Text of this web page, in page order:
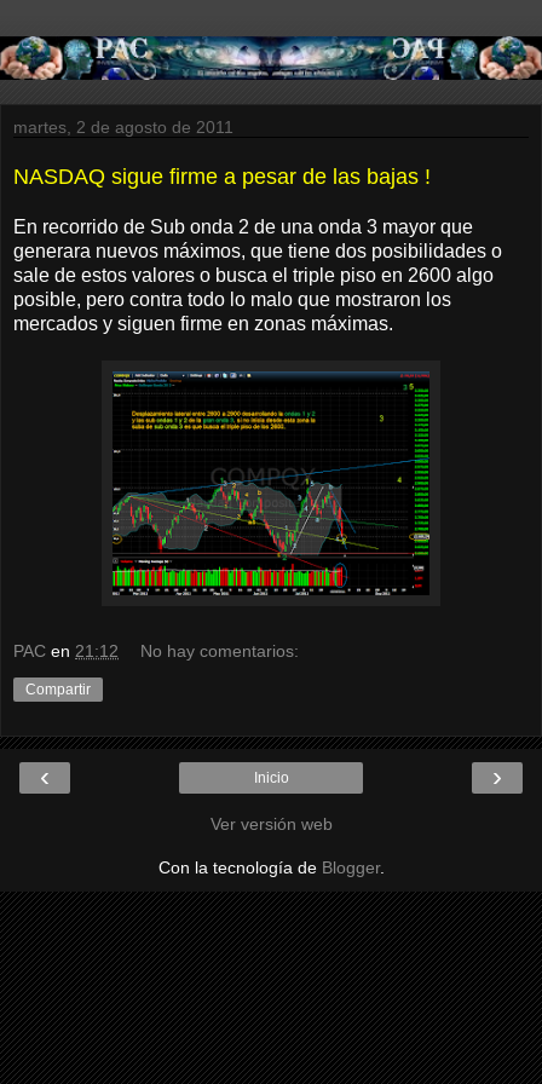
martes, 2 de agosto de 2011
NASDAQ sigue firme a pesar de las bajas !
En recorrido de Sub onda 2 de una onda 3 mayor que
generara nuevos máximos, que tiene dos posibilidades o
sale de estos valores o busca el triple piso en 2600 algo
posible, pero contra todo lo malo que mostraron los
mercados y siguen firme en zonas máximas.
PAC en 21:12 No hay comentarios:
Compartir
‹ ›
Inicio
Ver versión web
Con la tecnología de Blogger.